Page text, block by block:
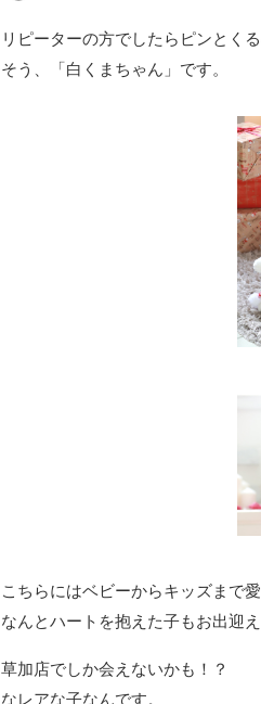
リピーターの方でしたらピンとく
そう、「白くまちゃん」です。
こちらにはベビーからキッズまで
なんとハートを抱えた子もお出迎え
草加店でしか会えないかも！？
なレアな子なんです。